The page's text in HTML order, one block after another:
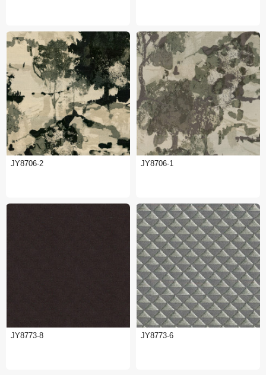
JY8706-2 JY8706-1
JY8773-8 JY8773-6